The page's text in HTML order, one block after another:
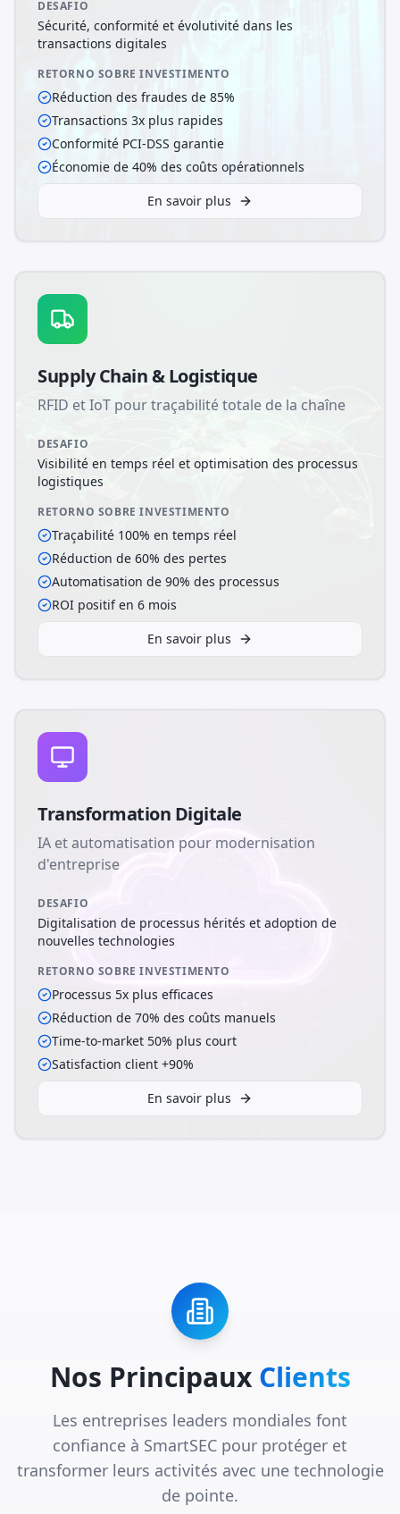
DESAFIO
Sécurité, conformité et évolutivité dans les
transactions digitales
RETORNO SOBRE INVESTIMENTO
Réduction des fraudes de 85%
Transactions 3x plus rapides
Conformité PCI-DSS garantie
Économie de 40% des coûts opérationnels
En savoir plus
Supply Chain & Logistique
RFID et IoT pour traçabilité totale de la chaîne
DESAFIO
Visibilité en temps réel et optimisation des processus
logistiques
RETORNO SOBRE INVESTIMENTO
Traçabilité 100% en temps réel
Réduction de 60% des pertes
Automatisation de 90% des processus
ROI positif en 6 mois
En savoir plus
Transformation Digitale
IA et automatisation pour modernisation
d'entreprise
DESAFIO
Digitalisation de processus hérités et adoption de
nouvelles technologies
RETORNO SOBRE INVESTIMENTO
Processus 5x plus efficaces
Réduction de 70% des coûts manuels
Time-to-market 50% plus court
Satisfaction client +90%
En savoir plus
Nos Principaux Clients
Les entreprises leaders mondiales font
confiance à SmartSEC pour protéger et
transformer leurs activités avec une technologie
de pointe.